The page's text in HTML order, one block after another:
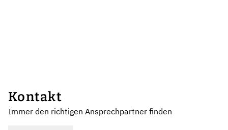
Kontakt
Immer den richtigen Ansprechpartner finden